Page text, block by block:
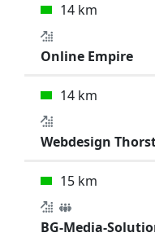
14 km
Online Empire
14 km
Webdesign
15 km
BG-Media-